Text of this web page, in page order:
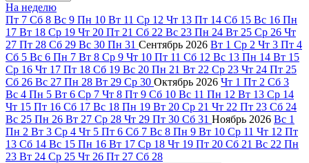
На неделю
Пт 7 Сб 8 Вс 9 Пн 10 Вт 11 Ср 12 Чт 13 Пт 14 Сб 15 Вс 16 Пн
17 Вт 18 Ср 19 Чт 20 Пт 21 Сб 22 Вс 23 Пн 24 Вт 25 Ср 26 Чт
27 Пт 28 Сб 29 Вс 30 Пн 31 Сентябрь 2026 Вт 1 Ср 2 Чт 3 Пт 4
Сб 5 Вс 6 Пн 7 Вт 8 Ср 9 Чт 10 Пт 11 Сб 12 Вс 13 Пн 14 Вт 15
Ср 16 Чт 17 Пт 18 Сб 19 Вс 20 Пн 21 Вт 22 Ср 23 Чт 24 Пт 25
Сб 26 Вс 27 Пн 28 Вт 29 Ср 30 Октябрь 2026 Чт 1 Пт 2 Сб 3
Вс 4 Пн 5 Вт 6 Ср 7 Чт 8 Пт 9 Сб 10 Вс 11 Пн 12 Вт 13 Ср 14
Чт 15 Пт 16 Сб 17 Вс 18 Пн 19 Вт 20 Ср 21 Чт 22 Пт 23 Сб 24
Вс 25 Пн 26 Вт 27 Ср 28 Чт 29 Пт 30 Сб 31 Ноябрь 2026 Вс 1
Пн 2 Вт 3 Ср 4 Чт 5 Пт 6 Сб 7 Вс 8 Пн 9 Вт 10 Ср 11 Чт 12 Пт
13 Сб 14 Вс 15 Пн 16 Вт 17 Ср 18 Чт 19 Пт 20 Сб 21 Вс 22 Пн
23 Вт 24 Ср 25 Чт 26 Пт 27 Сб 28